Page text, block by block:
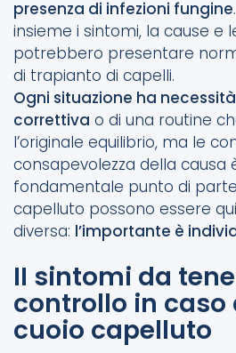
presenza di infezioni fungine
insieme i sintomi, la cause e
potrebbero presentare
di trapianto di capelli.
Ogni situazione ha
correttiva o di una routine
l’originale equilibrio, ma le
consapevolezza della causa
fondamentale punto di
capelluto possono essere
diversa: l’importante è
II sintomi da
controllo in caso
cuoio capelluto